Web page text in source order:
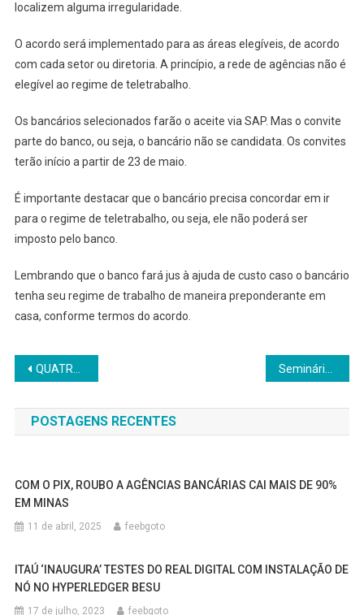
localizem alguma irregularidade.
O acordo será implementado para as áreas elegíveis, de acordo
com cada setor ou diretoria. A princípio, a rede de agências não é
elegível ao regime de teletrabalho.
Os bancários selecionados farão o aceite via SAP. Mas o convite
parte do banco, ou seja, o bancário não se candidata. Os convites
terão início a partir de 23 de maio.
É importante destacar que o bancário precisa concordar em ir
para o regime de teletrabalho, ou seja, ele não poderá ser
imposto pelo banco.
Lembrando que o banco fará jus à ajuda de custo caso o bancário
tenha seu regime de trabalho de maneira preponderante em
casa, conforme termos do acordo.
Navegação
de
Post
QUATRO EM CADA DEZ BRASILEIROS ESTÃO INADIMPLENTES, DIZ LEVANTAMENTO
POSTAGENS RECENTES
COM O PIX, ROUBO A AGÊNCIAS BANCÁRIAS CAI MAIS DE 90%
EM MINAS
11 de abril, 2025 feebgoto
ITAÚ ‘INAUGURA’ TESTES DO REAL DIGITAL COM INSTALAÇÃO DE
NÓ NO HYPERLEDGER BESU
17 de julho, 2023 feebgoto